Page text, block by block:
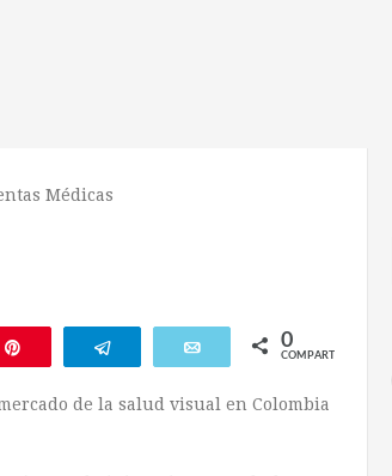
Médicas
Telegram Email 0
COMPARTIR
de la salud visual en Colombia